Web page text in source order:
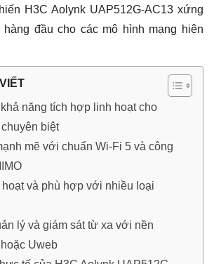
H3C Aolynk UAP512G-AC13 xứng
đầu cho các mô hình mạng hiện
năng tích hợp linh hoạt cho
biệt
mẽ với chuẩn Wi-Fi 5 và công
hoạt và phù hợp với nhiều loại
lý và giám sát từ xa với nền
Uweb